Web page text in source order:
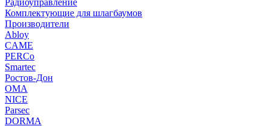
Радиоуправление
Комплектующие для шлагбаумов
Производители
Abloy
CAME
PERCo
Smartec
Ростов-Дон
ОМА
NICE
Parsec
DORMA